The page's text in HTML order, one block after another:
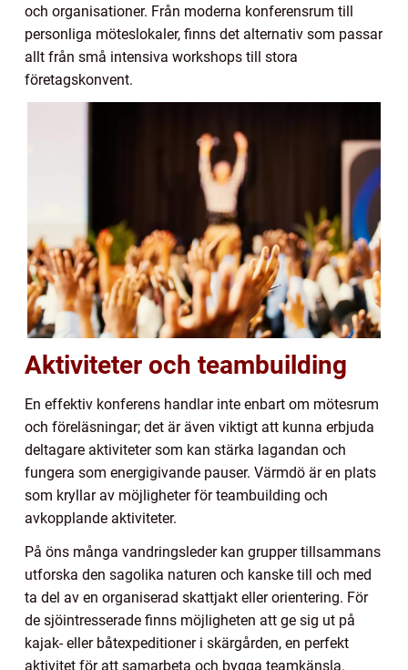
och organisationer. Från moderna konferensrum till
personliga möteslokaler, finns det alternativ som passar
allt från små intensiva workshops till stora
företagskonvent.
Aktiviteter och teambuilding
En effektiv konferens handlar inte enbart om mötesrum
och föreläsningar; det är även viktigt att kunna erbjuda
deltagare aktiviteter som kan stärka lagandan och
fungera som energigivande pauser. Värmdö är en plats
som kryllar av möjligheter för teambuilding och
avkopplande aktiviteter.
På öns många vandringsleder kan grupper tillsammans
utforska den sagolika naturen och kanske till och med
ta del av en organiserad skattjakt eller orientering. För
de sjöintresserade finns möjligheten att ge sig ut på
kajak- eller båtexpeditioner i skärgården, en perfekt
aktivitet för att samarbeta och bygga teamkänsla.